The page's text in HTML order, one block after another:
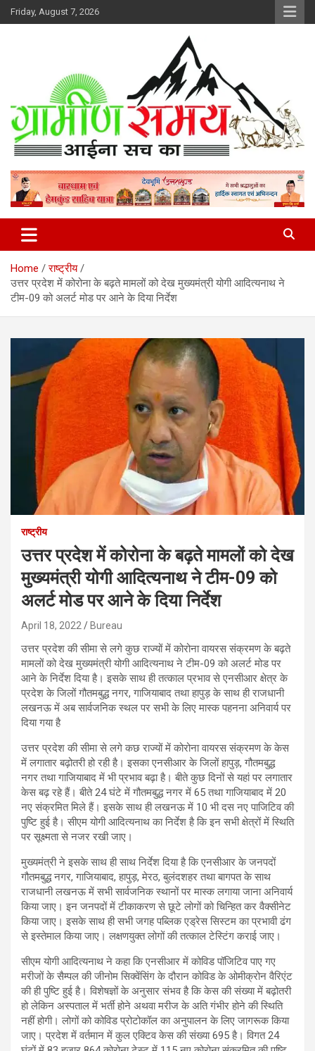
Skip
to
Friday, August 7, 2026
Gramin Samay
Home
राष्ट्रीय
उत्तर प्रदेश में कोरोना के बढ़ते मामलों को देख मुख्यमंत्री योगी आदित्यनाथ ने
टीम-09 को अलर्ट मोड पर आने के दिया निर्देश
राष्ट्रीय
उत्तर प्रदेश में कोरोना के बढ़ते मामलों को देख
मुख्यमंत्री योगी आदित्यनाथ ने टीम-09 को
अलर्ट मोड पर आने के दिया निर्देश
April 18, 2022 Bureau
उत्तर प्रदेश की सीमा से लगे कुछ राज्यों में कोरोना वायरस संक्रमण के बढ़ते
मामलों को देख मुख्यमंत्री योगी आदित्यनाथ ने टीम-09 को अलर्ट मोड पर
आने के निर्देश दिया है। इसके साथ ही तत्काल प्रभाव से एनसीआर क्षेत्र के
प्रदेश के जिलों गौतमबुद्ध नगर, गाजियाबाद तथा हापुड़ के साथ ही राजधानी
लखनऊ में अब सार्वजनिक स्थल पर सभी के लिए मास्क पहनना अनिवार्य पर
दिया गया है
उत्तर प्रदेश की सीमा से लगे कछ राज्यों में कोरोना वायरस संक्रमण के केस
में लगातार बढ़ोतरी हो रही है। इसका एनसीआर के जिलों हापुड़, गौतमबुद्ध
नगर तथा गाजियाबाद में भी प्रभाव बढ़ा है। बीते कुछ दिनों से यहां पर लगातार
केस बढ़ रहे हैं। बीते 24 घंटे में गौतमबुद्ध नगर में 65 तथा गाजियाबाद में 20
नए संक्रमित मिले हैं। इसके साथ ही लखनऊ में 10 भी दस नए पाजिटिव की
पुष्टि हुई है। सीएम योगी आदित्यनाथ का निर्देश है कि इन सभी क्षेत्रों में स्थिति
पर सूक्ष्मता से नजर रखी जाए।
मुख्यमंत्री ने इसके साथ ही साथ निर्देश दिया है कि एनसीआर के जनपदों
गौतमबुद्ध नगर, गाजियाबाद, हापुड़, मेरठ, बुलंदशहर तथा बागपत के साथ
राजधानी लखनऊ में सभी सार्वजनिक स्थानों पर मास्क लगाया जाना अनिवार्य
किया जाए। इन जनपदों में टीकाकरण से छूटे लोगों को चिन्हित कर वैक्सीनेट
किया जाए। इसके साथ ही सभी जगह पब्लिक एड्रेस सिस्टम का प्रभावी ढंग
से इस्तेमाल किया जाए। लक्षणयुक्त लोगों की तत्काल टेस्टिंग कराई जाए।
सीएम योगी आदित्यनाथ ने कहा कि एनसीआर में कोविड पॉजिटिव पाए गए
मरीजों के सैम्पल की जीनोम सिक्वेंसिंग के दौरान कोविड के ओमीक्रोन वैरिएंट
की ही पुष्टि हुई है। विशेषज्ञों के अनुसार संभव है कि केस की संख्या में बढ़ोतरी
हो लेकिन अस्पताल में भर्ती होने अथवा मरीज के अति गंभीर होने की स्थिति
नहीं होगी। लोगों को कोविड प्रोटोकॉल का अनुपालन के लिए जागरूक किया
जाए। प्रदेश में वर्तमान में कुल एक्टिव केस की संख्या 695 है। विगत 24